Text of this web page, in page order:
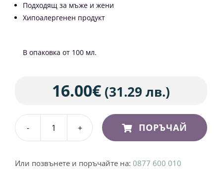
Подходящ за мъже и жени
Хипоалергенен продукт
В опаковка от 100 мл.
16.00€ (31.29 лв.)
количество
Спрей
ПОРЪЧАЙ
Или позвънете и поръчайте на: 0877 600 010